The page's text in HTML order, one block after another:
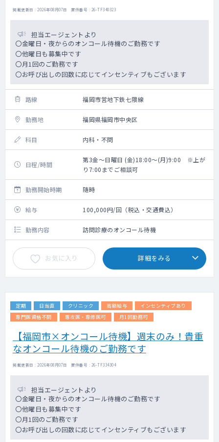
掲載更新日 : 2026年08月07日 案件番号 : 26-TF340323
担当エージェントより
〇金曜日・夜からのオンコール待機のご勤務です
〇他曜日も募集中です
〇月1回のご勤務です
〇お呼び出しの回数に応じてインセンティブもございます
路線 福岡市営地下鉄七隈線
勤務地 福岡県福岡市中央区
科目 内科・不問
日程/時間
第3金～日曜日 (金)18:00～(月)9:00 ※上が
り7:00までご相談可
勤務開始時期 随時
給与 100,000円/回（税込・交通費込）
勤務内容 訪問診療のオンコール待機
お気に入り 詳細をみる
定期 日当直 クリニック 高額給与
インセンティブあり
専門医資格不問
専攻医・専修医可 月1回勤務可
【福岡市×オンコール待機】週末のみ！貴重
なオンコール待機のご勤務です
掲載更新日 : 2026年08月07日 案件番号 : 26-TF334304
担当エージェントより
〇金曜日・夜からのオンコール待機のご勤務です
〇他曜日も募集中です
〇月1回のご勤務です
〇お呼び出しの回数に応じてインセンティブもございます